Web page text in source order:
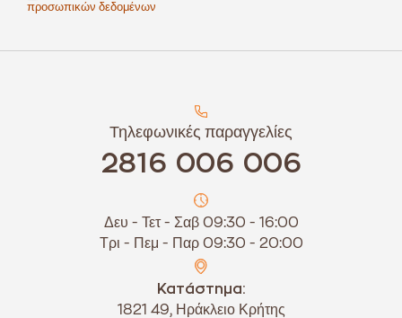
προσωπικών δεδομένων
Τηλεφωνικές παραγγελίες
2816 006 006
Δευ - Τετ - Σαβ 09:30 - 16:00
Τρι - Πεμ - Παρ 09:30 - 20:00
Κατάστημα:
1821 49, Ηράκλειο Κρήτης